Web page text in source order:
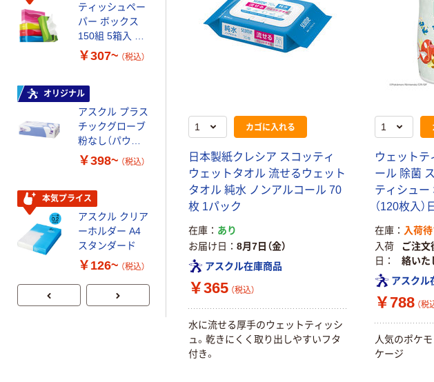
カゴに入れる
日本製紙クレシア スコッティ
ウェットタオル 流せるウェット
タオル 純水 ノンアルコール 70
枚 1パック
在庫
あり
お届け日
8月7日（金）
アスクル在庫商品
￥365 （税込）
水に流せる厚手のウェットティッシ
ュ。乾きにくく取り出しやすいフタ
付き。
ウェットテ
ール 除菌
ティシュー
（120枚入
在庫
入荷
入荷
日
ご注文
絡いた
アスクル
￥788 （税
人気のポケ
ケージ
ティッシュペー
パー ボックス
150組 5箱入 ア
スクル スマート
証
￥307~ （税込）
オリジナル
アスクル プラス
チックグローブ
粉なし（パウダ
ーフリー）
￥398~ （税込）
本気プライス
アスクル クリア
ーホルダー A4
スタンダード
￥126~ （税込）
アスクル 耳にや
さしい やわらか
いマスク
小判・シングル
再生紙 200枚
FSC認証紙 アス
クルオリジナル
￥143~ （税込）
本気プライス
レのおそうじシ
ート 大王製紙
共同企画 トイ
レクリーナー
トイレシート
￥330~ （税込）
ペーパータ
中判 バージ
ルプ100％
枚入 PEFC
シングル ア
（税
【アスクル限
ファースト
ト ニトリル
ローブ ホワ
ト 粉なし（
ウダーフリー
￥698~ （税
本気プライス
ファーストレ
ト ホワイト紙
ップ
￥374~ （税